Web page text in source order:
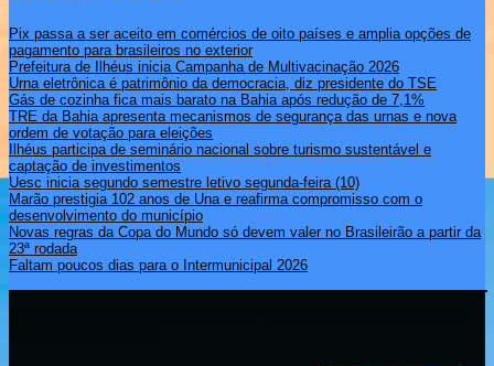
Pix passa a ser aceito em comércios de oito países e amplia opções de
pagamento para brasileiros no exterior
Prefeitura de Ilhéus inicia Campanha de Multivacinação 2026
Urna eletrônica é patrimônio da democracia, diz presidente do TSE
Gás de cozinha fica mais barato na Bahia após redução de 7,1%
TRE da Bahia apresenta mecanismos de segurança das urnas e nova
ordem de votação para eleições
Ilhéus participa de seminário nacional sobre turismo sustentável e
captação de investimentos
Uesc inicia segundo semestre letivo segunda-feira (10)
Marão prestigia 102 anos de Una e reafirma compromisso com o
desenvolvimento do município
Novas regras da Copa do Mundo só devem valer no Brasileirão a partir da
23ª rodada
Faltam poucos dias para o Intermunicipal 2026